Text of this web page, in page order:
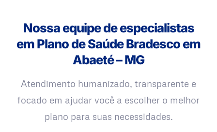
Nossa equipe de especialistas
em Plano de Saúde Bradesco em
Abaeté – MG
Atendimento humanizado, transparente e
focado em ajudar você a escolher o melhor
plano para suas necessidades.